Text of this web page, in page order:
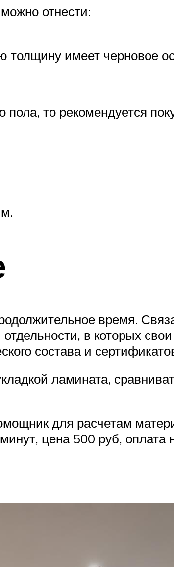
можно отнести:
толщину имеет черновое
пола, то рекомендуется
время.
в которых
состава и
ламината,
для расчетам
цена 500 руб, оплата